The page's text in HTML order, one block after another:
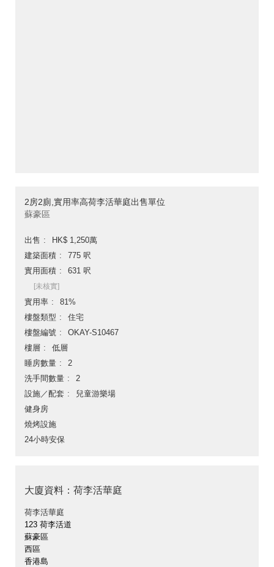
2房2廁,實用率高荷李活華庭出售單位
蘇豪區
出售
HK$ 1,250萬
建築面積
775 呎
實用面積
631 呎
[未核實]
實用率
81%
樓盤類型
住宅
樓盤編號
OKAY-S10467
樓層
低層
睡房數量
2
洗手間數量
2
設施／配套
兒童游樂場
健身房
燒烤設施
24小時安保
大廈資料：荷李活華庭
荷李活華庭
123 荷李活道
蘇豪區
西區
香港島